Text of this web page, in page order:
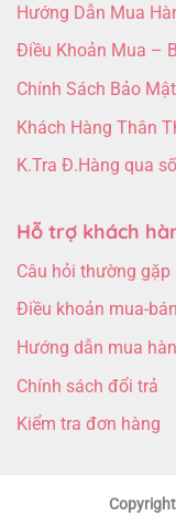
Hướng Dẫn Mua
Điều Khoản Mua –
Chính Sách Bảo Mật
Khách Hàng Thân
K.Tra Đ.Hàng qua
Hỗ trợ khách
Câu hỏi thường gặp
Điều khoản mua-bán
Hướng dẫn mua
Chính sách đổi trả
Kiểm tra đơn hàng